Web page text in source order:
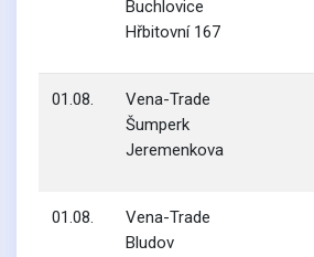
Buchlovice
Hřbitovní 167
01.08.
Vena-Trade
Šumperk
Jeremenkova
01.08.
Vena-Trade
Bludov